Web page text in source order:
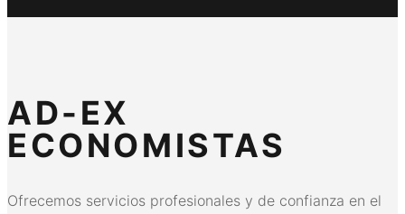
AD-EX
ECONOMISTAS
Ofrecemos servicios profesionales y de confianza en el